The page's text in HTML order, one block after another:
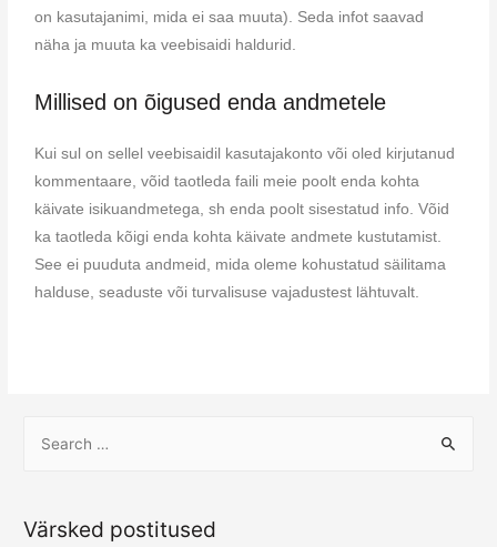
on kasutajanimi, mida ei saa muuta). Seda infot saavad
näha ja muuta ka veebisaidi haldurid.
Millised on õigused enda andmetele
Kui sul on sellel veebisaidil kasutajakonto või oled kirjutanud
kommentaare, võid taotleda faili meie poolt enda kohta
käivate isikuandmetega, sh enda poolt sisestatud info. Võid
ka taotleda kõigi enda kohta käivate andmete kustutamist.
See ei puuduta andmeid, mida oleme kohustatud säilitama
halduse, seaduste või turvalisuse vajadustest lähtuvalt.
Värsked postitused